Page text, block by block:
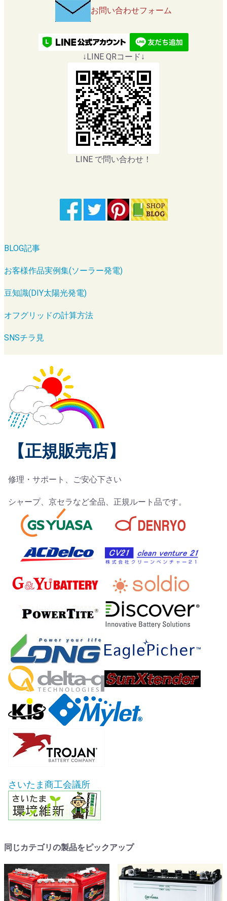
お問い合わせフォーム
↓LINE QRコード↓
LINE で問い合わせ！
BLOG記事
お客様作品実例集(ソーラー発電)
豆知識(DIY太陽光発電)
オフグリッドの計算方法
SNSチラ見
【正規販売店】
修理・サポート、ご安心下さい
シャープ、京セラなど全品、正規ルート品です。
さいたま商工会議所
同じカテゴリの製品をピックアップ